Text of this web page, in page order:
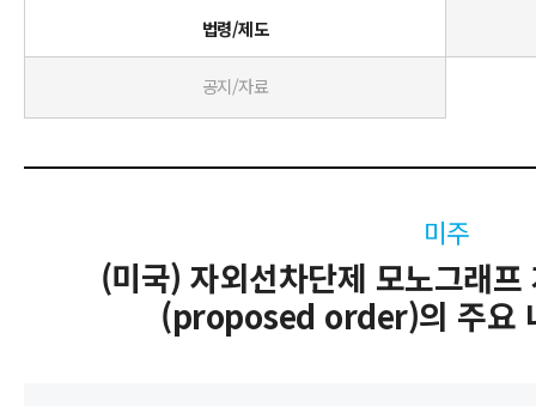
법령/제도
공지/자료
미주
(미국) 자외선차단제 모노그래
(proposed order)의 주요